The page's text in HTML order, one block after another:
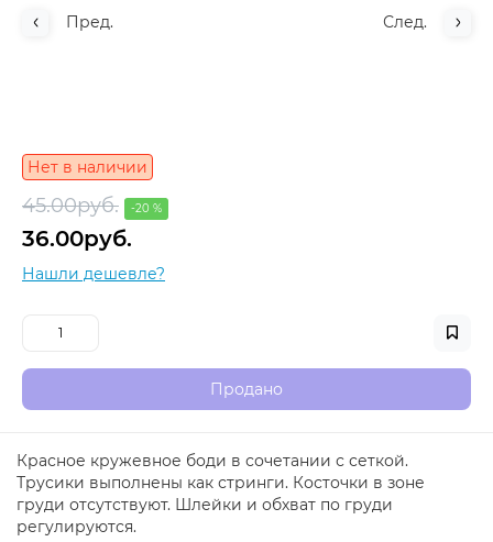
Пред. След.
Нет в наличии
45.00руб. -20 %
36.00руб.
Нашли дешевле?
Продано
Красное кружевное боди в сочетании с сеткой.
Трусики выполнены как стринги. Косточки в зоне
груди отсутствуют. Шлейки и обхват по груди
регулируются.